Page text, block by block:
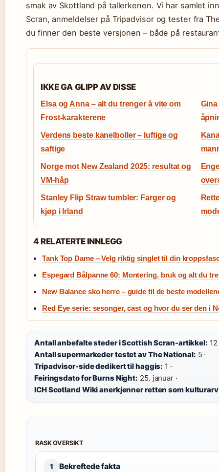
smak av Skottland på tallerkenen. Vi har samlet
Scran, anmeldelser på Tripadvisor og tester fra
du finner den beste versjonen – både på
IKKE GA GLIPP AV DISSE
Elsa og Anna – alt du trenger å vite om
Frost-karakterene
Verdens beste kanelboller – luftige og
saftige
Norge mot New Zealand 2025: resultat og
VM-håp
Stanley Flip Straw tumbler: Farger og
kjøp i Irland
4 RELATERTE INNLEGG
Tank Top Dame – Velg riktig singlet til din
Espegard Bålpanne 60: Montering, bruk og alt du
New Balance sko herre – guide til de beste
Red Eye serie: sesonger, cast og hvor du ser den i
Antall anbefalte steder i Scottish Scran-artikkel: 12
Antall supermarkeder testet av The National: 5 ·
Tripadvisor-side dedikert til haggis: 1 ·
Feiringsdato for Burns Night: 25. januar ·
ICH Scotland Wiki anerkjenner retten som
RASK OVERSIKT
1 Bekreftede fakta